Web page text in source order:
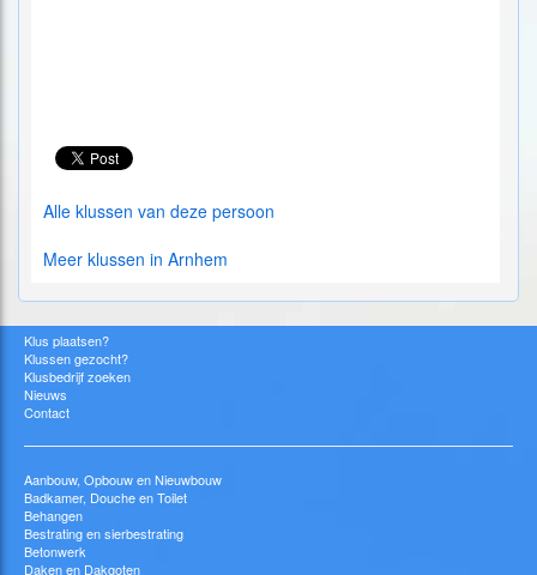
Alle klussen van deze persoon
Meer klussen in Arnhem
Klus plaatsen?
Klussen gezocht?
Klusbedrijf zoeken
Nieuws
Contact
Aanbouw, Opbouw en Nieuwbouw
Badkamer, Douche en Toilet
Behangen
Bestrating en sierbestrating
Betonwerk
Daken en Dakgoten